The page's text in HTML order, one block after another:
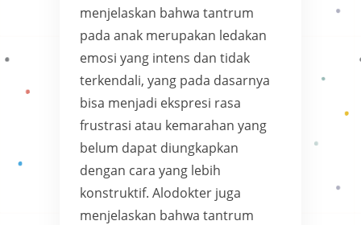
menjelaskan bahwa tantrum
pada anak merupakan ledakan
emosi yang intens dan tidak
terkendali, yang pada dasarnya
bisa menjadi ekspresi rasa
frustrasi atau kemarahan yang
belum dapat diungkapkan
dengan cara yang lebih
konstruktif. Alodokter juga
menjelaskan bahwa tantrum